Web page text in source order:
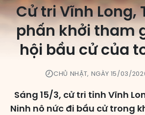
Hỏi đáp bầu cử
Bầu cử địa phương
Infographic
Cử tri tham gia bầu cử
Tổng số đại biểu quốc hội
Nữ đại biểu Quốc hội
HĐND cấp tỉnh, thành phố
Cử tri Vĩnh Long,
phấn khởi tham
hội bầu cử của
CHỦ NHẬT, NGÀY 15/03/
Sáng 15/3, cử tri tỉnh Vĩnh
Ninh nô nức đi bầu cử trong